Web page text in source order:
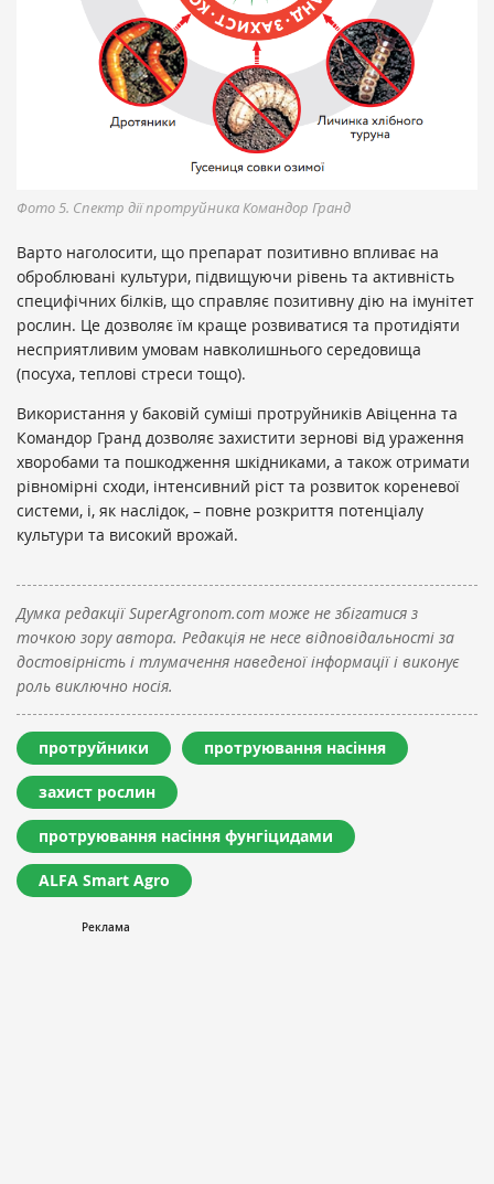
Фото 5. Спектр дії протруйника Командор Гранд
Варто наголосити, що препарат позитивно впливає на
оброблювані культури, підвищуючи рівень та активність
специфічних білків, що справляє позитивну дію на імунітет
рослин. Це дозволяє їм краще розвиватися та протидіяти
несприятливим умовам навколишнього середовища
(посуха, теплові стреси тощо).
Використання у баковій суміші протруйників Авіценна та
Командор Гранд дозволяє захистити зернові від ураження
хворобами та пошкодження шкідниками, а також отримати
рівномірні сходи, інтенсивний ріст та розвиток кореневої
системи, і, як наслідок, – повне розкриття потенціалу
культури та високий врожай.
Думка редакції SuperAgronom.com може не збігатися з
точкою зору автора. Редакція не несе відповідальності за
достовірність і тлумачення наведеної інформації і виконує
роль виключно носія.
протруйники протруювання насіння
захист рослин
протруювання насіння фунгіцидами
ALFA Smart Agro